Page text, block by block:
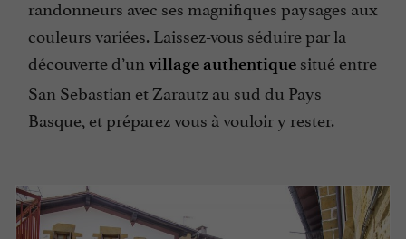
randonneurs avec ses magnifiques paysages aux
couleurs variées. Laissez-vous séduire par la
découverte d’un village authentique situé entre
San Sebastian et Zarautz au sud du Pays
Basque, et préparez vous à vouloir y rester.